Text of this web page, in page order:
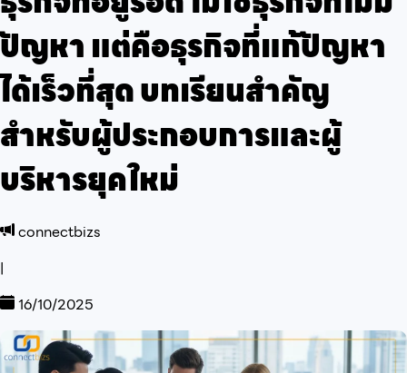
ปัญหา แต่คือธุรกิจที่แก้ปัญหา
ได้เร็วที่สุด บทเรียนสำคัญ
สำหรับผู้ประกอบการและผู้
บริหารยุคใหม่
connectbizs
|
16/10/2025